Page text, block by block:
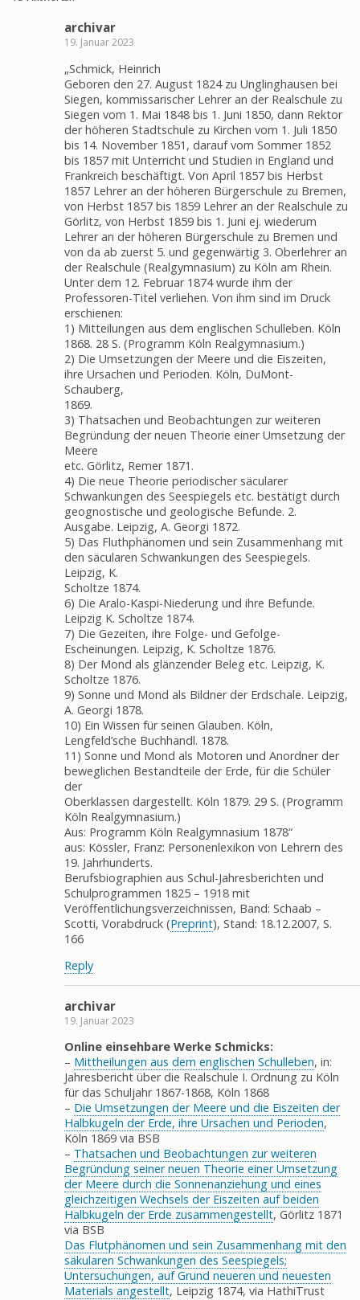
archivar
19. Januar 2023
„Schmick, Heinrich
Geboren den 27. August 1824 zu Unglinghausen bei
Siegen, kommissarischer Lehrer an der Realschule zu
Siegen vom 1. Mai 1848 bis 1. Juni 1850, dann Rektor
der höheren Stadtschule zu Kirchen vom 1. Juli 1850
bis 14. November 1851, darauf vom Sommer 1852
bis 1857 mit Unterricht und Studien in England und
Frankreich beschäftigt. Von April 1857 bis Herbst
1857 Lehrer an der höheren Bürgerschule zu Bremen,
von Herbst 1857 bis 1859 Lehrer an der Realschule zu
Görlitz, von Herbst 1859 bis 1. Juni ej. wiederum
Lehrer an der höheren Bürgerschule zu Bremen und
von da ab zuerst 5. und gegenwärtig 3. Oberlehrer an
der Realschule (Realgymnasium) zu Köln am Rhein.
Unter dem 12. Februar 1874 wurde ihm der
Professoren-Titel verliehen. Von ihm sind im Druck
erschienen:
1) Mitteilungen aus dem englischen Schulleben. Köln
1868. 28 S. (Programm Köln Realgymnasium.)
2) Die Umsetzungen der Meere und die Eiszeiten,
ihre Ursachen und Perioden. Köln, DuMont-
Schauberg,
1869.
3) Thatsachen und Beobachtungen zur weiteren
Begründung der neuen Theorie einer Umsetzung der
Meere
etc. Görlitz, Remer 1871.
4) Die neue Theorie periodischer säcularer
Schwankungen des Seespiegels etc. bestätigt durch
geognostische und geologische Befunde. 2.
Ausgabe. Leipzig, A. Georgi 1872.
5) Das Fluthphänomen und sein Zusammenhang mit
den säcularen Schwankungen des Seespiegels.
Leipzig, K.
Scholtze 1874.
6) Die Aralo-Kaspi-Niederung und ihre Befunde.
Leipzig K. Scholtze 1874.
7) Die Gezeiten, ihre Folge- und Gefolge-
Escheinungen. Leipzig, K. Scholtze 1876.
8) Der Mond als glänzender Beleg etc. Leipzig, K.
Scholtze 1876.
9) Sonne und Mond als Bildner der Erdschale. Leipzig,
A. Georgi 1878.
10) Ein Wissen für seinen Glauben. Köln,
Lengfeld’sche Buchhandl. 1878.
11) Sonne und Mond als Motoren und Anordner der
beweglichen Bestandteile der Erde, für die Schüler
der
Oberklassen dargestellt. Köln 1879. 29 S. (Programm
Köln Realgymnasium.)
Aus: Programm Köln Realgymnasium 1878“
aus: Kössler, Franz: Personenlexikon von Lehrern des
19. Jahrhunderts.
Berufsbiographien aus Schul-Jahresberichten und
Schulprogrammen 1825 – 1918 mit
Veröffentlichungsverzeichnissen, Band: Schaab –
Scotti, Vorabdruck (Preprint), Stand: 18.12.2007, S.
166
Reply
archivar
19. Januar 2023
Online einsehbare Werke Schmicks:
– Mittheilungen aus dem englischen Schulleben, in:
Jahresbericht über die Realschule I. Ordnung zu Köln
für das Schuljahr 1867-1868, Köln 1868
– Die Umsetzungen der Meere und die Eiszeiten der
Halbkugeln der Erde, ihre Ursachen und Perioden,
Köln 1869 via BSB
– Thatsachen und Beobachtungen zur weiteren
Begründung seiner neuen Theorie einer Umsetzung
der Meere durch die Sonnenanziehung und eines
gleichzeitigen Wechsels der Eiszeiten auf beiden
Halbkugeln der Erde zusammengestellt, Görlitz 1871
via BSB
Das Flutphänomen und sein Zusammenhang mit den
säkularen Schwankungen des Seespiegels;
Untersuchungen, auf Grund neueren und neuesten
Materials angestellt, Leipzig 1874, via HathiTrust